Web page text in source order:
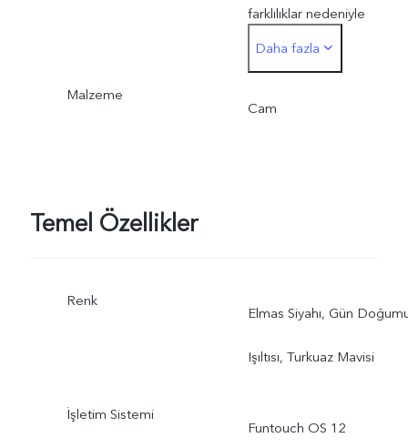
farklılıklar nedeniyle
değişiklik gösterebilir.
Daha fazla
Malzeme
Cam
Temel Özellikler
Renk
Elmas Siyahı, Gün
Işıltısı, Turkuaz Mavisi
İşletim Sistemi
Funtouch OS 12